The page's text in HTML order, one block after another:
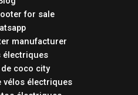
for sale
manufacturer
électriques
coco city
électriques